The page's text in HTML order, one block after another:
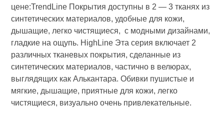
цене:TrendLine Покрытия доступны в 2 — 3 тканях из
синтетических материалов, удобные для кожи,
дышащие, легко чистящиеся, с модными дизайнами,
гладкие на ощупь. HighLine Эта серия включает 2
различных тканевых покрытия, сделанные из
синтетических материалов, частично в велюрах,
выглядящих как Алькантара. Обивки пушистые и
мягкие, дышащие, приятные для кожи, легко
чистящиеся, визуально очень привлекательные.